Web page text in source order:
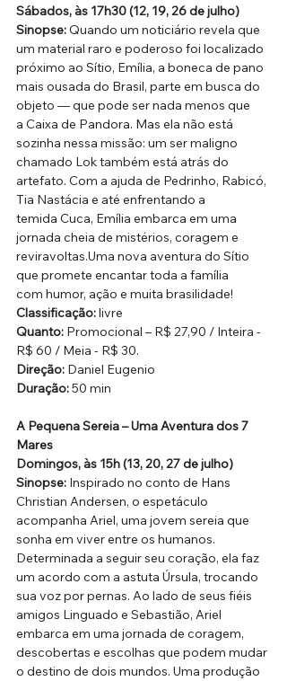
Sábados, às 17h30 (12, 19, 26 de julho)
Sinopse: Quando um noticiário revela que
um material raro e poderoso foi localizado
próximo ao Sítio, Emília, a boneca de pano
mais ousada do Brasil, parte em busca do
objeto — que pode ser nada menos que
a Caixa de Pandora. Mas ela não está
sozinha nessa missão: um ser maligno
chamado Lok também está atrás do
artefato. Com a ajuda de Pedrinho, Rabicó,
Tia Nastácia e até enfrentando a
temida Cuca, Emília embarca em uma
jornada cheia de mistérios, coragem e
reviravoltas.Uma nova aventura do Sítio
que promete encantar toda a família
com humor, ação e muita brasilidade!
Classificação: livre
Quanto: Promocional – R$ 27,90 / Inteira -
R$ 60 / Meia - R$ 30.
Direção: Daniel Eugenio
Duração: 50 min
A Pequena Sereia – Uma Aventura dos 7
Mares
Domingos, às 15h (13, 20, 27 de julho)
Sinopse: Inspirado no conto de Hans
Christian Andersen, o espetáculo
acompanha Ariel, uma jovem sereia que
sonha em viver entre os humanos.
Determinada a seguir seu coração, ela faz
um acordo com a astuta Úrsula, trocando
sua voz por pernas. Ao lado de seus fiéis
amigos Linguado e Sebastião, Ariel
embarca em uma jornada de coragem,
descobertas e escolhas que podem mudar
o destino de dois mundos. Uma produção